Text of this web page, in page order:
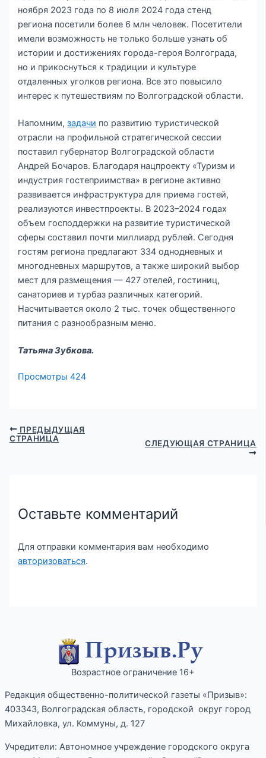
ноября 2023 года по 8 июля 2024 года стенд
региона посетили более 6 млн человек. Посетители
имели возможность не только больше узнать об
истории и достижениях города-героя Волгограда,
но и прикоснуться к традиции и культуре
отдаленных уголков региона. Все это повысило
интерес к путешествиям по Волгоградской области.
Напомним,задачи по развитию туристической
отрасли на профильной стратегической сессии
поставил губернатор Волгоградской области
Андрей Бочаров. Благодаря нацпроекту «Туризм и
индустрия гостеприимства» в регионе активно
развивается инфраструктура для приема гостей,
реализуются инвестпроекты. В 2023–2024 годах
объем господдержки на развитие туристической
сферы составил почти миллиард рублей. Сегодня
гостям региона предлагают 334 однодневных и
многодневных маршрутов, а также широкий выбор
мест для размещения — 427 отелей, гостиниц,
санаториев и турбаз различных категорий.
Насчитывается около 2 тыс. точек общественного
питания с разнообразным меню.
Татьяна Зубкова.
Просмотры 424
ПРЕДЫДУЩАЯ
СТРАНИЦА
СЛЕДУЮЩАЯ СТРАНИЦА
Оставьте комментарий
Для отправки комментария вам необходимо
авторизоваться.
Возрастное ограничение 16+
Редакция общественно-политической газеты «Призыв»:
403343, Волгоградская область, городской округ город
Михайловка, ул. Коммуны, д. 127
Учредители: Автономное учреждение городского округа